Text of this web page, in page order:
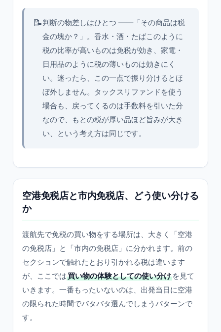
📝判断の物差しはひとつ ——「その商品は税
金の塊か？」。香水・酒・たばこのように
税の比率が高いものは免税が効き、家電・
日用品のように税の薄いものは効きにく
い。迷ったら、この一点で振り分けるとほ
ぼ外しません。タックスリファンドを使う
場合も、戻ってくるのは手数料を引いた分
なので、もとの税が厚い品ほど旨みが大き
い、という考え方は同じです。
空港免税店と市内免税店、どう使い分ける
か
渡航先で免税の買い物をする場所は、大きく「空港
の免税店」と「市内の免税店」に分かれます。前の
セクションで触れたとおり引かれる税は違います
が、ここでは買い物の体験としての使い分け を見て
いきます。一番もったいないのは、出発当日に空港
の限られた時間でバタバタ選んでしまうパターンで
す。